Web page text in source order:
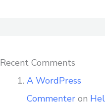
Recent Comments
A WordPress
Commenter on